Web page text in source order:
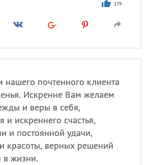
179
нашего почтенного клиента
Искренне Вам желаем
и веры в себя,
и искреннего счастья,
и постоянной удачи,
красоты, верных решений
в жизни.
происхождение